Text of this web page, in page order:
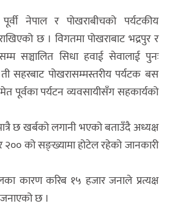
नेपाल र पोखराबीचको पर्यटकीय
छ । विगतमा पोखराबाट भद्रपुर र
सञ्चालित सिधा हवाई सेवालाई पुनः
ती सहरबाट पोखरासम्मस्तरीय पर्यटक बस
पूर्वका पर्यटन व्यवसायीसँग सहकार्यको
छ खर्बको लगानी भएको बताउँदै अध्यक्ष
को सङ्ख्यामा होटेल रहेको जानकारी
कारण करिब १५ हजार जनाले प्रत्यक्ष
छ ।